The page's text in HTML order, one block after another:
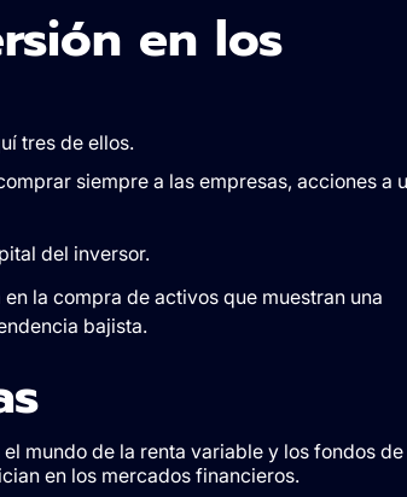
en los
tres de ellos.
siempre a las empresas, acciones a
del inversor.
la compra de activos que muestran una
bajista.
mundo de la renta variable y los fondos de
en los mercados financieros.